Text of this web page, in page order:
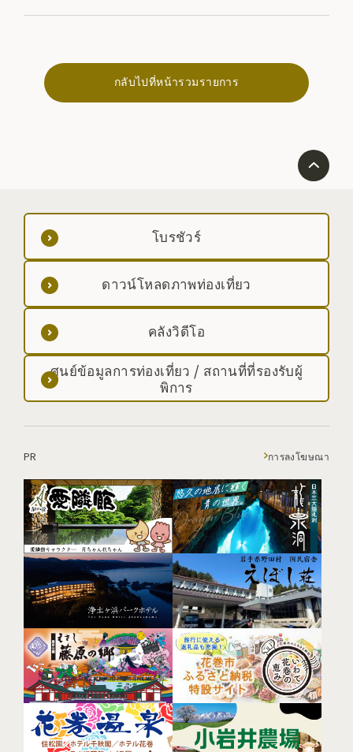
กลับไปที่หน้ารวมรายการ
โบรชัวร์
ดาวน์โหลดภาพท่องเที่ยว
คลังวิดีโอ
ศูนย์ข้อมูลการท่องเที่ยว / สถานที่ที่รองรับผู้
พิการ
PR การลงโฆษณา